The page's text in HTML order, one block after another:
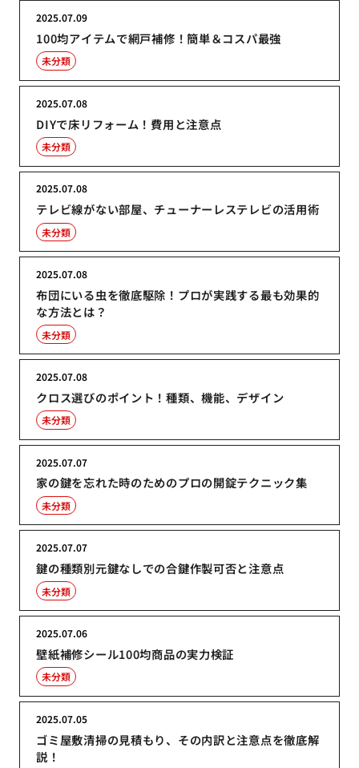
100均アイテムで網戸補修！簡単＆コスパ最強
2025.07.09
未分類
DIYで床リフォーム！費用と注意点
2025.07.08
未分類
テレビ線がない部屋、チューナーレステレビの活用術
2025.07.08
未分類
布団にいる虫を徹底駆除！プロが実践する最も効果的
な方法とは？
2025.07.08
未分類
クロス選びのポイント！種類、機能、デザイン
2025.07.08
未分類
家の鍵を忘れた時のためのプロの開錠テクニック集
2025.07.07
未分類
鍵の種類別元鍵なしでの合鍵作製可否と注意点
2025.07.07
未分類
壁紙補修シール100均商品の実力検証
2025.07.06
未分類
ゴミ屋敷清掃の見積もり、その内訳と注意点を徹底解
説！
2025.07.05